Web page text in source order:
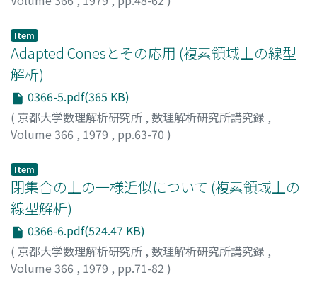
Item
Adapted Conesとその応用 (複素領域上の線型
解析)
0366-5.pdf(365 KB)
( 京都大学数理解析研究所 , 数理解析研究所講究録 ,
Volume 366 , 1979 , pp.63-70 )
Item
閉集合の上の一様近似について (複素領域上の
線型解析)
0366-6.pdf(524.47 KB)
( 京都大学数理解析研究所 , 数理解析研究所講究録 ,
Volume 366 , 1979 , pp.71-82 )